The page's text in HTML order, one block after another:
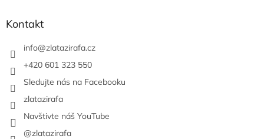
Kontakt
info@zlatazirafa.cz
+420 601 323 550
Sledujte nás na Facebooku
zlatazirafa
Navštivte náš YouTube
@zlatazirafa